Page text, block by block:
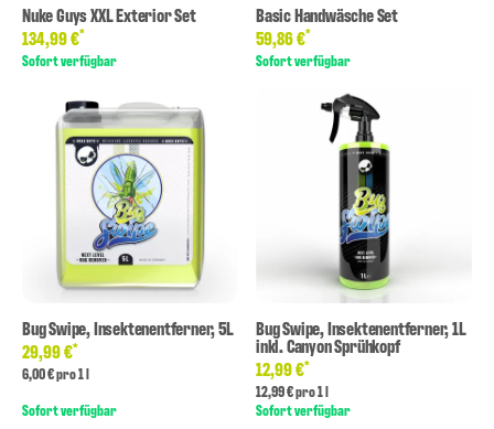
Nuke Guys XXL Exterior Set
134,99 €*
Sofort verfügbar
Basic Handwäsche Set
59,86 €*
Sofort verfügbar
Bug Swipe, Insektenentferner, 5L
29,99 €*
6,00 € pro 1 l
Sofort verfügbar
Bug Swipe, Insektenentferner, 1L
inkl. Canyon Sprühkopf
12,99 €*
12,99 € pro 1 l
Sofort verfügbar